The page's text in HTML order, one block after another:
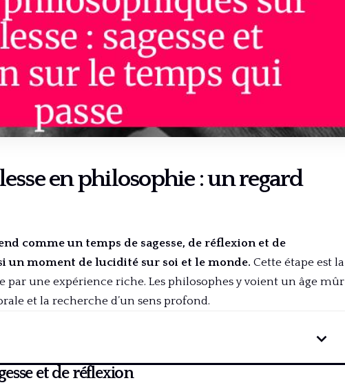
en philosophie : un regard
comme un temps de sagesse, de réflexion et de
un moment de lucidité sur soi et le monde. Cette étape est la
par une expérience riche. Les philosophes y voient un âge mûr
et la recherche d’un sens profond.
et de réflexion